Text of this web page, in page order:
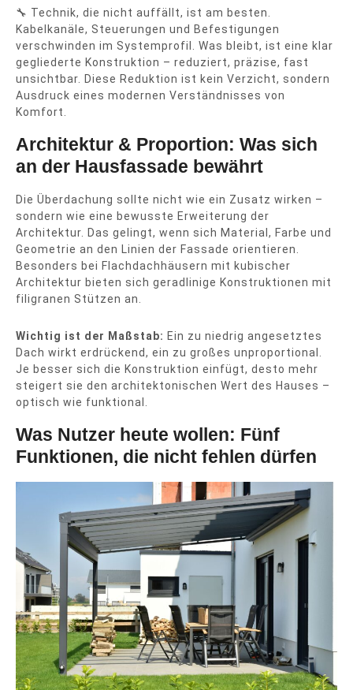
🔧 Technik, die nicht auffällt, ist am besten.
Kabelkanäle, Steuerungen und Befestigungen
verschwinden im Systemprofil. Was bleibt, ist eine klar
gegliederte Konstruktion – reduziert, präzise, fast
unsichtbar. Diese Reduktion ist kein Verzicht, sondern
Ausdruck eines modernen Verständnisses von
Komfort.
Architektur & Proportion: Was sich
an der Hausfassade bewährt
Die Überdachung sollte nicht wie ein Zusatz wirken –
sondern wie eine bewusste Erweiterung der
Architektur. Das gelingt, wenn sich Material, Farbe und
Geometrie an den Linien der Fassade orientieren.
Besonders bei Flachdachhäusern mit kubischer
Architektur bieten sich geradlinige Konstruktionen mit
filigranen Stützen an.
Wichtig ist der Maßstab: Ein zu niedrig angesetztes
Dach wirkt erdrückend, ein zu großes unproportional.
Je besser sich die Konstruktion einfügt, desto mehr
steigert sie den architektonischen Wert des Hauses –
optisch wie funktional.
Was Nutzer heute wollen: Fünf
Funktionen, die nicht fehlen dürfen